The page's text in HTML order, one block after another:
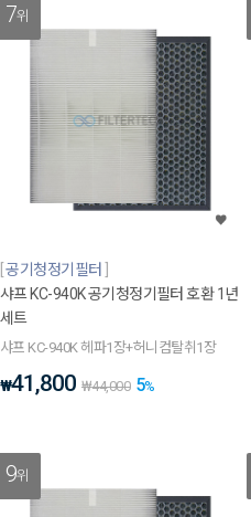
7위
공기청정기필터
샤프 KC-940K 공기청정기필터 호환 1년
세트
샤프 KC-940K 헤파1장+허니컴탈취1장
₩41,800 ₩44,000 5%
9위